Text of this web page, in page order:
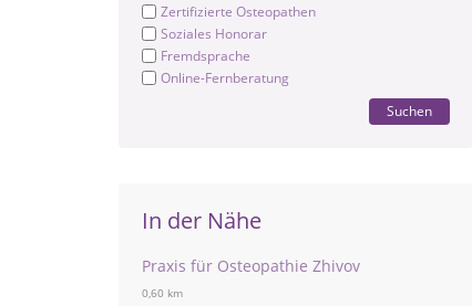
Zertifizierte Osteopathen
Soziales Honorar
Fremdsprache
Online-Fernberatung
Suchen
In der Nähe
Praxis für Osteopathie Zhivov
0,60 km